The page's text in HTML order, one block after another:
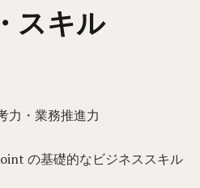
スキル
力・業務推進力
の基礎的なビジネススキル